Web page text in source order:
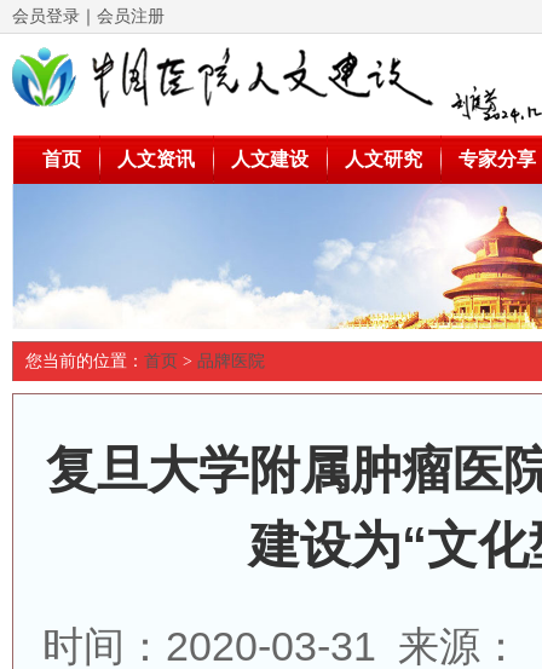
会员登录 ｜ 会员注册
首页 人文资讯 人文建设 人文研究 专家分享
您当前的位置： 首页 > 品牌医院
复旦大学附属肿瘤医
建设为“文
时间：2020-03-31 来源：